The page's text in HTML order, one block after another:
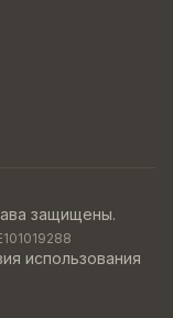
защищены.
использования